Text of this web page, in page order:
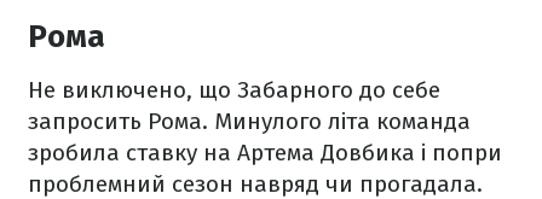
Рома
Не виключено, що Забарного до себе
запросить Рома. Минулого літа команда
зробила ставку на Артема Довбика і попри
проблемний сезон навряд чи прогадала.